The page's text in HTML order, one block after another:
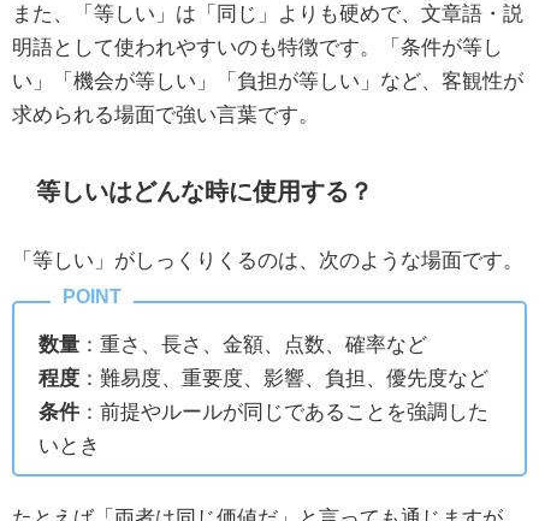
また、「等しい」は「同じ」よりも硬めで、文章語・説
明語として使われやすいのも特徴です。「条件が等し
い」「機会が等しい」「負担が等しい」など、客観性が
求められる場面で強い言葉です。
等しいはどんな時に使用する？
「等しい」がしっくりくるのは、次のような場面です。
数量 ：重さ、長さ、金額、点数、確率など
程度 ：難易度、重要度、影響、負担、優先度など
条件 ：前提やルールが同じであることを強調した
いとき
たとえば「両者は同じ価値だ」と言っても通じますが、